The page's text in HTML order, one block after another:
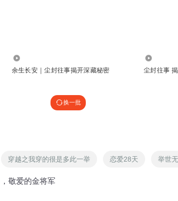
余生长安｜尘封往事揭开深藏秘密 尘封往事
换一批
穿越之我穿的很是多此一举 恋爱28天 举世
敬爱的金将军